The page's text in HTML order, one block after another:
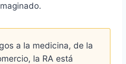
a la medicina, de la
la RA está